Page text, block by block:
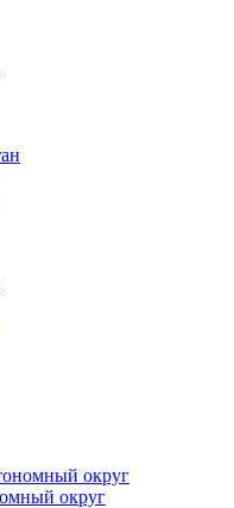
округ
округ